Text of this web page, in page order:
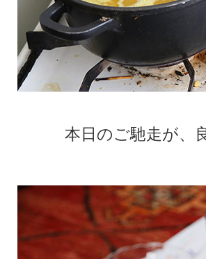
本日のご馳走が、